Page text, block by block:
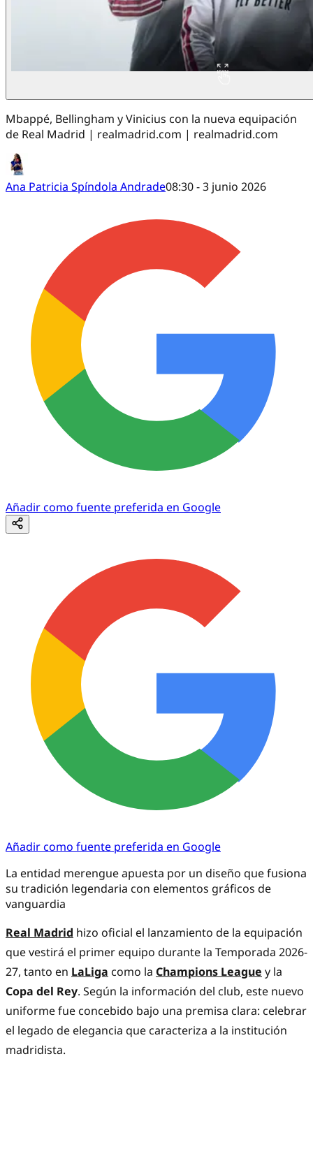
Mbappé, Bellingham y Vinicius con la nueva equipación
de Real Madrid | realmadrid.com | realmadrid.com
Ana Patricia Spíndola Andrade08:30 - 3 junio 2026
Añadir como fuente preferida en Google
Añadir como fuente preferida en Google
La entidad merengue apuesta por un diseño que fusiona
su tradición legendaria con elementos gráficos de
vanguardia
Real Madrid hizo oficial el lanzamiento de la equipación
que vestirá el primer equipo durante la Temporada 2026-
27, tanto en LaLiga como la Champions League y la
Copa del Rey. Según la información del club, este nuevo
uniforme fue concebido bajo una premisa clara: celebrar
el legado de elegancia que caracteriza a la institución
madridista.